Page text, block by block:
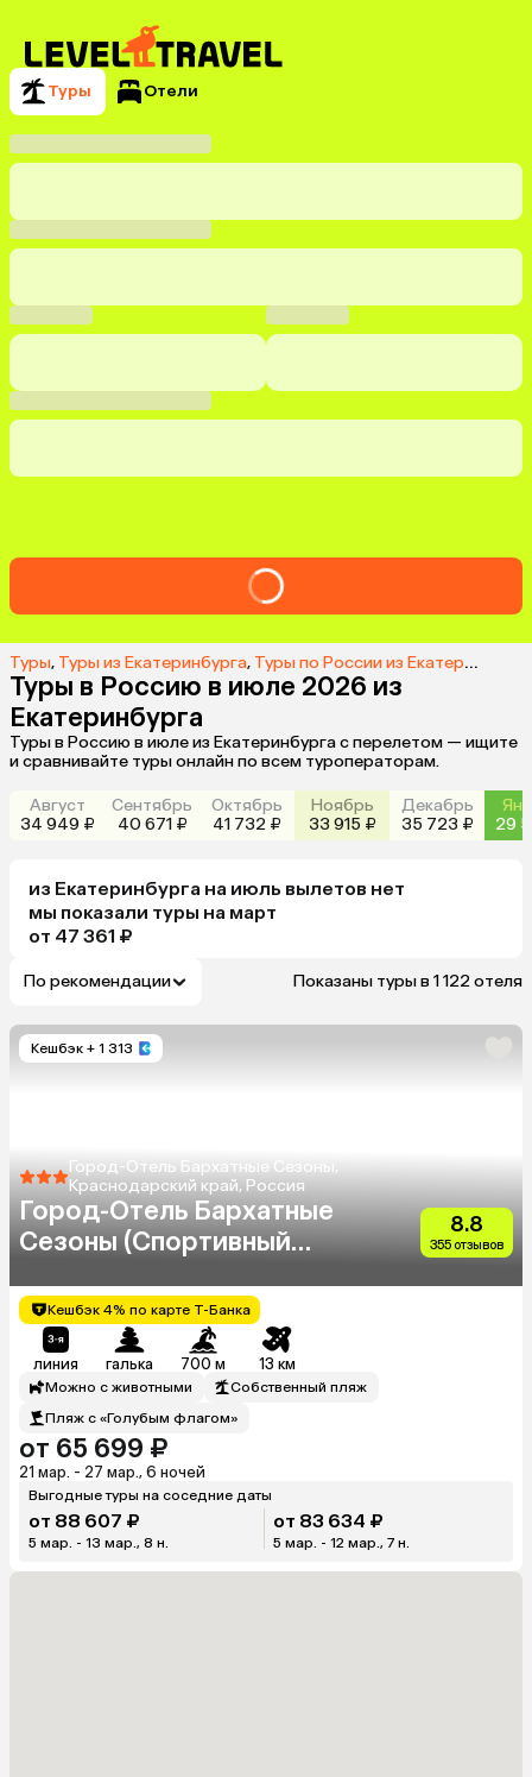
Туры Отели
Туры, Туры из Екатеринбурга, Туры по России из Екатеринбурга
Туры в Россию в июле 2026 из
Екатеринбурга
Туры в Россию в июле из Екатеринбурга с перелетом — ищите
и сравнивайте туры онлайн по всем туроператорам.
Август
34 949 ₽
Сентябрь
40 671 ₽
Октябрь
41 732 ₽
Ноябрь
33 915 ₽
Декабрь
35 723 ₽
29
из Екатеринбурга на июль вылетов нет
мы показали туры на март
от 47 361 ₽
По рекомендации Показаны туры в 1 122 отеля
Кешбэк + 1 313
Город-Отель Бархатные Сезоны,
Краснодарский край, Россия
Город-Отель Бархатные
Сезоны (Спортивный
8.8
355 отзывов
Кешбэк 4% по карте Т-Банка
линия галька 700 м 13 км
Можно с животными
Собственный пляж
Пляж с «Голубым флагом»
от 65 699 ₽
21 мар. - 27 мар., 6 ночей
Выгодные туры на соседние даты
от 88 607 ₽
5 мар. - 13 мар., 8 н.
от 83 634 ₽
5 мар. - 12 мар., 7 н.